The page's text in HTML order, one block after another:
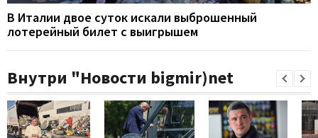
В Италии двое суток искали выброшенный
лотерейный билет с выигрышем
Внутри "Новости bigmir)net